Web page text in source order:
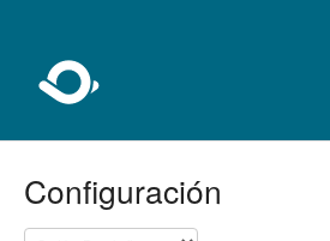
Sobre One Degree
Configuración